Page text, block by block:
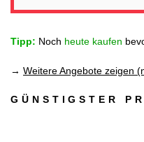
Tipp: Noch heute kaufen
→ Weitere Angebote zeigen
GÜNSTIGSTER